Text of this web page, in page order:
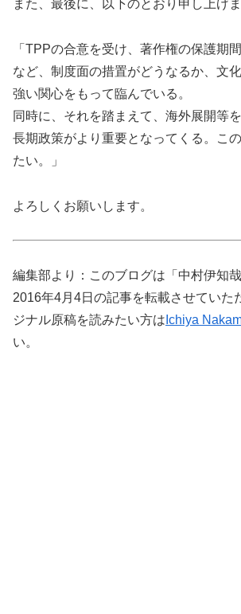
また、最後に、以下のとおり申し上げま
「TPPの合意を受け、著作権の保護期
など、制度面の措置がどうなるか、文
強い関心をもって臨んでいる。
同時に、それを踏まえて、海外展開等
長期政策がより重要となってくる。こ
たい。」
よろしくお願いします。
編集部より：このブログは「中村伊知哉
2016年4月4日の記事を転載させていた
ジナル原稿を読みたい方は Ichiya
い。